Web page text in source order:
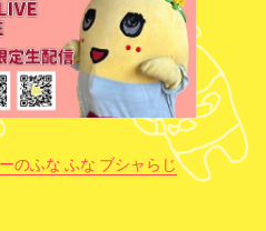
のふな ふな ブシャらじ